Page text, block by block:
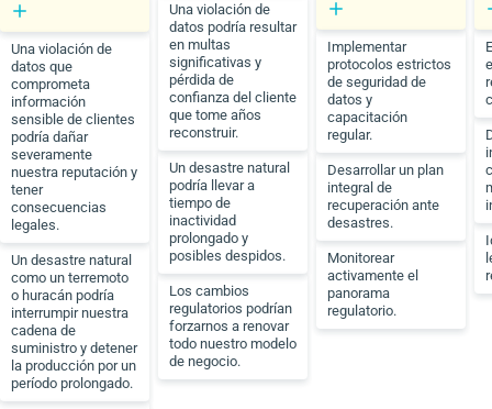
Una violación de
datos que
comprometa
información
sensible de clientes
podría dañar
severamente
nuestra reputación y
tener
consecuencias
legales.
Un desastre natural
como un terremoto
o huracán podría
interrumpir nuestra
cadena de
suministro y detener
la producción por un
período prolongado.
Una violación de
datos podría resultar
en multas
significativas y
pérdida de
confianza del cliente
que tome años
reconstruir.
Un desastre natural
podría llevar a
tiempo de
inactividad
prolongado y
posibles despidos.
Los cambios
regulatorios podrían
forzarnos a renovar
todo nuestro modelo
de negocio.
Implementar
protocolos estrictos
de seguridad de
datos y
capacitación
regular.
Desarrollar un plan
integral de
recuperación ante
desastres.
Monitorear
activamente el
panorama
regulatorio.